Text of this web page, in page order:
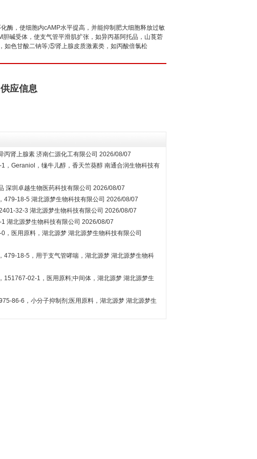
酶，使细胞内cAMP水平提高，并能抑制肥大细胞释放过敏
碱受体，使支气管平滑肌扩张，如异丙基阿托品，山莨菪
如色甘酸二钠等;⑤肾上腺皮质激素类，如丙酸倍氯松
应信息
丙肾上腺素 济南仁源化工有限公司 2026/08/07
，Geraniol，牻牛儿醇，香天竺葵醇 南通合润生物科技有
深圳卓越生物医药科技有限公司 2026/08/07
479-18-5 湖北源梦生物科技有限公司 2026/08/07
32-3 湖北源梦生物科技有限公司 2026/08/07
1 湖北源梦生物科技有限公司 2026/08/07
，医用原料，湖北源梦 湖北源梦生物科技有限公司
479-18-5，用于支气管哮喘，湖北源梦 湖北源梦生物科
151767-02-1，医用原料;中间体，湖北源梦 湖北源梦生
86-6，小分子抑制剂;医用原料，湖北源梦 湖北源梦生